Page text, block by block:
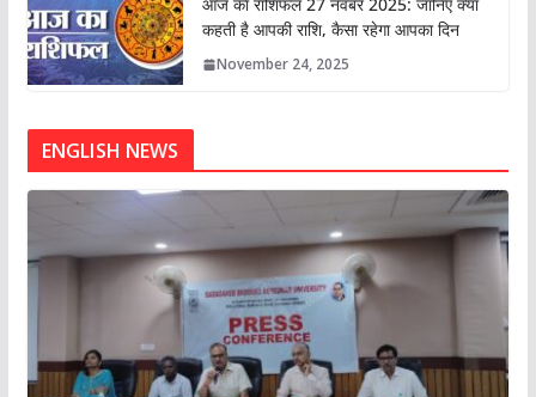
कहती है आपकी राशि, कैसा रहेगा आपका दिन
November 24, 2025
ENGLISH NEWS